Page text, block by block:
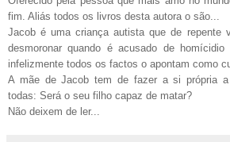
fim. Aliás todos os livros desta autora o são...
Jacob é uma criança autista que de repente
desmoronar quando é acusado de
infelizmente todos os factos o apontam como
A mãe de Jacob tem de fazer a si própria
todas: Será o seu filho capaz de matar?
Não deixem de ler...